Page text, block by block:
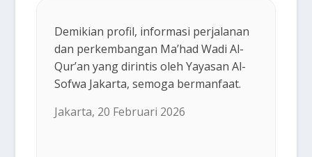
Demikian profil, informasi perjalanan
dan perkembangan Ma’had Wadi Al-
Qur’an yang dirintis oleh Yayasan Al-
Sofwa Jakarta, semoga bermanfaat.
Jakarta, 20 Februari 2026